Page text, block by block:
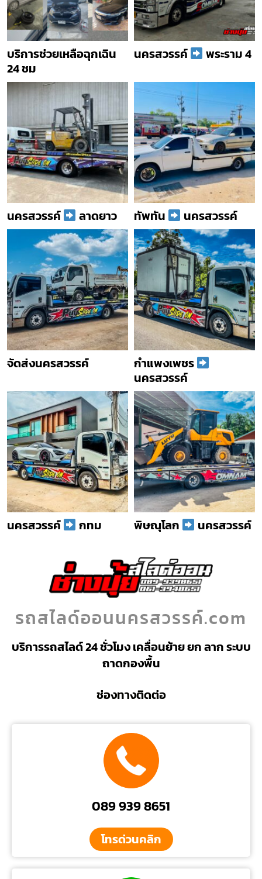
บริการช่วยเหลือฉุกเฉิน
24 ชม
นครสวรรค์ พระราม 4
นครสวรรค์ ลาดยาว ทัพทัน นครสวรรค์
จัดส่งนครสวรรค์
กำแพงเพชร
นครสวรรค์
นครสวรรค์ กทม พิษณุโลก นครสวรรค์
รถสไลด์ออนนครสวรรค์.com
บริการรถสไลด์ 24 ชั่วโมง เคลื่อนย้าย ยก ลาก ระบบ
ถาดกองพื้น
ช่องทางติดต่อ
089 939 8651
โทรด่วนคลิก